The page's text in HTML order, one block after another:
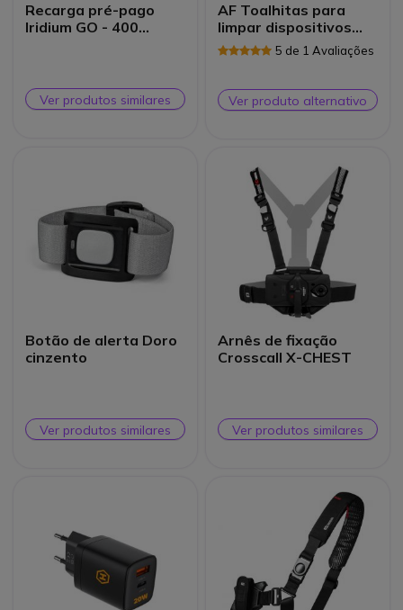
Recarga pré-pago
Iridium GO - 400
Ver produtos similares
AF Toalhitas para
limpar dispositivos
eletrónicos5 de 1 Avaliações
Ver produto alternativo
Botão de alerta Doro
cinzento
Ver produtos similares
Arnês de fixação
Crosscall X-CHEST
Ver produtos similares